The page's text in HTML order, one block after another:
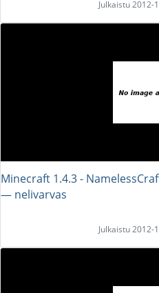
Julkaistu
Minecraft 1.4.3 -
― nelivarvas
Julkaistu